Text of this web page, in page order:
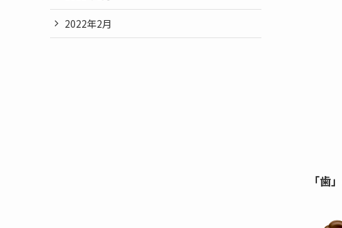
「歯」
2022年2月